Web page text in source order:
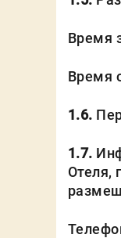
Время
Время
1.6.
1.7.
Отеля,